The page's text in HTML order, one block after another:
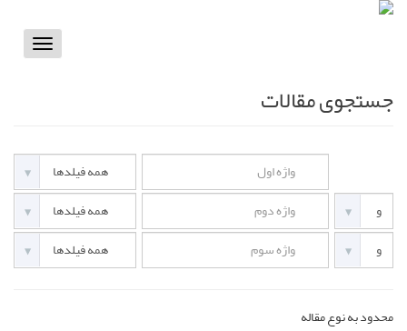
Toggle
جستجوی مقالات
محدود به نوع مقاله